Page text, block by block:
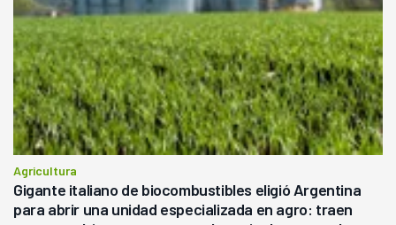
Agricultura
Gigante italiano de biocombustibles eligió Argentina
para abrir una unidad especializada en agro: traen